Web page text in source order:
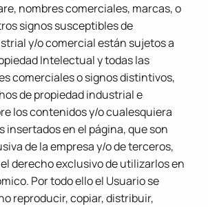
nombres comerciales, marcas, o
signos susceptibles de
y/o comercial están sujetos a
Intelectual y todas las
comerciales o signos distintivos,
de propiedad industrial e
los contenidos y/o cualesquiera
insertados en el página, que son
de la empresa y/o de terceros,
derecho exclusivo de utilizarlos en
Por todo ello el Usuario se
reproducir, copiar, distribuir,